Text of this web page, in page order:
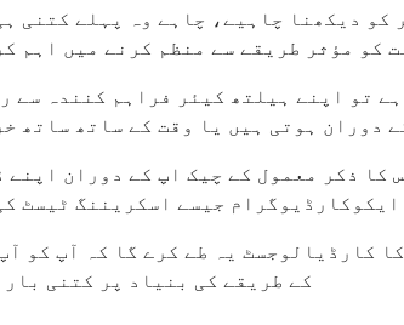
دیکھنا چاہیے، چاہے وہ پہلے کتنی
کو مؤثر طریقے سے منظم کرنے میں اہم
تو اپنے ہیلتھ کیئر فراہم کنندہ سے
ہوتی ہیں یا وقت کے ساتھ ساتھ
ذکر معمول کے چیک اپ کے دوران اپنے
جیسے اسکریننگ ٹیسٹ
کارڈیالوجسٹ یہ طے کرے گا کہ آپ کو
کے طریقے کی بنیاد پر کتنی بار